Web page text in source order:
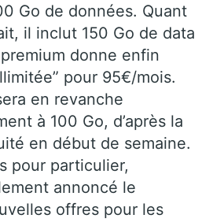
Go de données. Quant
il inclut 150 Go de data
donne enfin
pour 95€/mois.
en revanche
à 100 Go, d’après la
en début de semaine.
pour particulier,
annoncé le
offres pour les